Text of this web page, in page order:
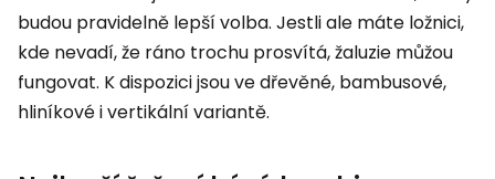
budou pravidelně lepší volba. Jestli ale máte ložnici,
kde nevadí, že ráno trochu prosvítá, žaluzie můžou
fungovat. K dispozici jsou ve dřevěné, bambusové,
hliníkové i vertikální variantě.